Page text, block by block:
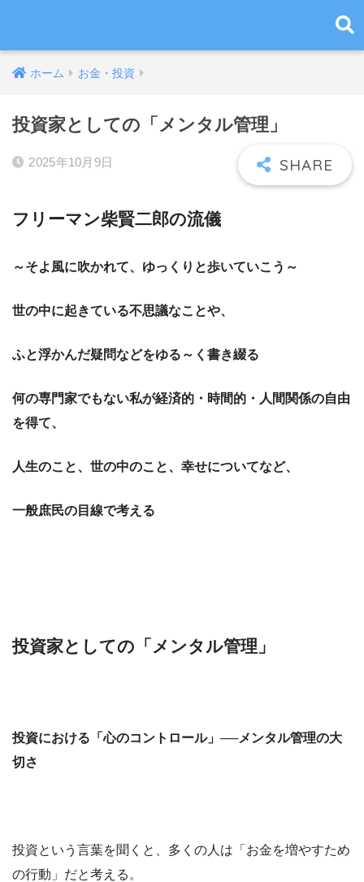
ホーム お金・投資
投資家としての「メンタル管理」
2025年10月9日
フリーマン柴賢二郎の流儀
～そよ風に吹かれて、ゆっくりと歩いていこう～
世の中に起きている不思議なことや、
ふと浮かんだ疑問などをゆる～く書き綴る
何の専門家でもない私が経済的・時間的・人間関係の自由
を得て、
人生のこと、世の中のこと、幸せについてなど、
一般庶民の目線で考える
投資家としての「メンタル管理」
投資における「心のコントロール」──メンタル管理の大
切さ
投資という言葉を聞くと、多くの人は「お金を増やすため
の行動」だと考える。